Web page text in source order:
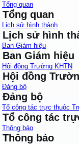
Tổng quan
Tổng quan
Lịch sử hình thành
Lịch sử hình
Ban Giám hiệu
Ban Giám hiệu
Hội đồng Trường KHTN
Hội đồng
Đảng bộ
Đảng bộ
Tổ công tác trực thuộc
Tổ công tác
Thông báo
Thông báo